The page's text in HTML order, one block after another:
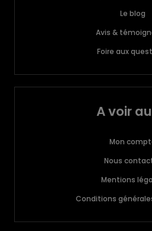
Le blog
Avis &
Foire aux
A voir
Mon
Nous
Mentions
Conditions